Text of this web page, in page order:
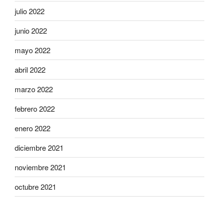
julio 2022
junio 2022
mayo 2022
abril 2022
marzo 2022
febrero 2022
enero 2022
diciembre 2021
noviembre 2021
octubre 2021